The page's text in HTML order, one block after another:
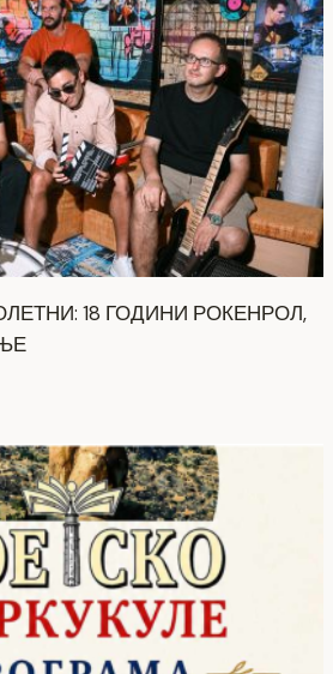
18 ГОДИНИ РОКЕНРОЛ,